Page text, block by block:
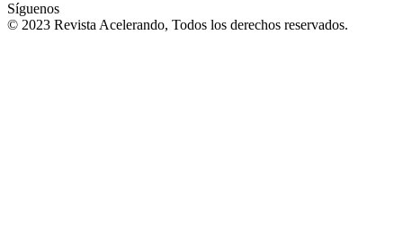
Síguenos
© 2023 Revista Acelerando, Todos los derechos reservados.